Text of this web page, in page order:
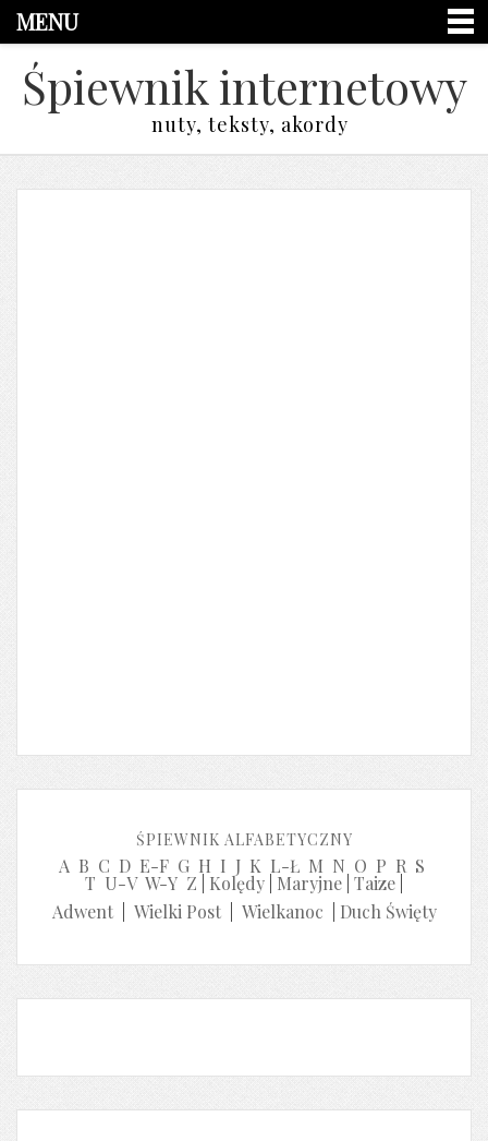
MENU
Śpiewnik internetowy
nuty, teksty, akordy
ŚPIEWNIK ALFABETYCZNY
A B C D E-F G H I J K L-Ł M N O P R S
T U-V W-Y Z Kolędy Maryjne Taize
Adwent| Wielki Post| Wielkanoc Duch Święty